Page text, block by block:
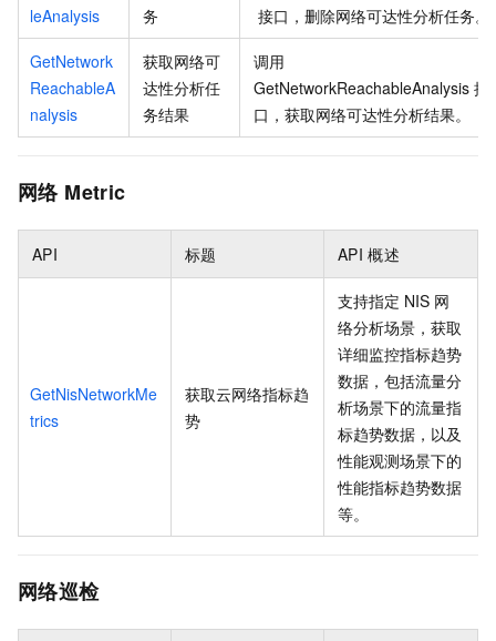
leAnalysis 务 接口，删除网络可达性分析任务。
GetNetwork
ReachableA
nalysis
获取网络可
达性分析任
务结果
调用
GetNetworkReachableAnalysis 接
口，获取网络可达性分析结果。
网络 Metric
API 标题 API 概述
GetNisNetworkMe
trics
获取云网络指标趋
势
支持指定 NIS 网
络分析场景，获取
详细监控指标趋势
数据，包括流量分
析场景下的流量指
标趋势数据，以及
性能观测场景下的
性能指标趋势数据
等。
网络巡检